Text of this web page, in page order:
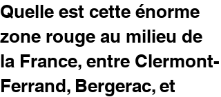
Quelle est cette énorme
zone rouge au milieu de
la France, entre Clermont-
Ferrand, Bergerac, et